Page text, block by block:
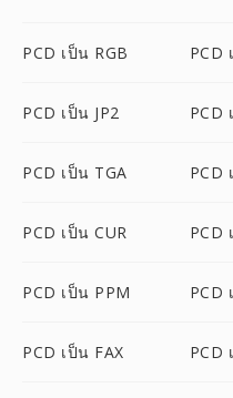
PCD เป็น RGB PCD
PCD เป็น JP2 PCD
PCD เป็น TGA PCD
PCD เป็น CUR PCD
PCD เป็น PPM PCD
PCD เป็น FAX PCD